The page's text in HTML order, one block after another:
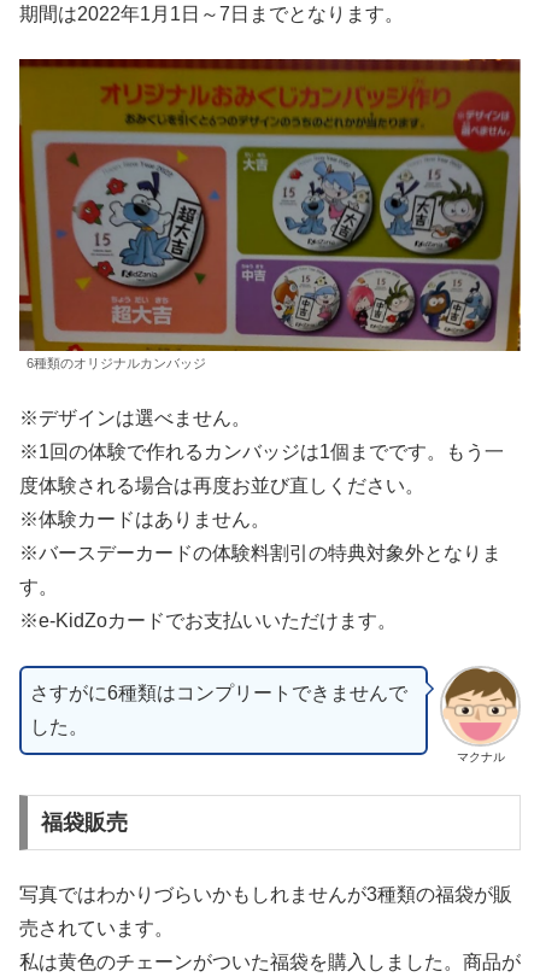
期間は2022年1月1日～7日までとなります。
6種類のオリジナルカンバッジ
※デザインは選べません。
※1回の体験で作れるカンバッジは1個までです。もう一
度体験される場合は再度お並び直しください。
※体験カードはありません。
※バースデーカードの体験料割引の特典対象外となりま
す。
※e-KidZoカードでお支払いいただけます。
マクナル
さすがに6種類はコンプリートできませんで
した。
福袋販売
写真ではわかりづらいかもしれませんが3種類の福袋が販
売されています。
私は黄色のチェーンがついた福袋を購入しました。商品が